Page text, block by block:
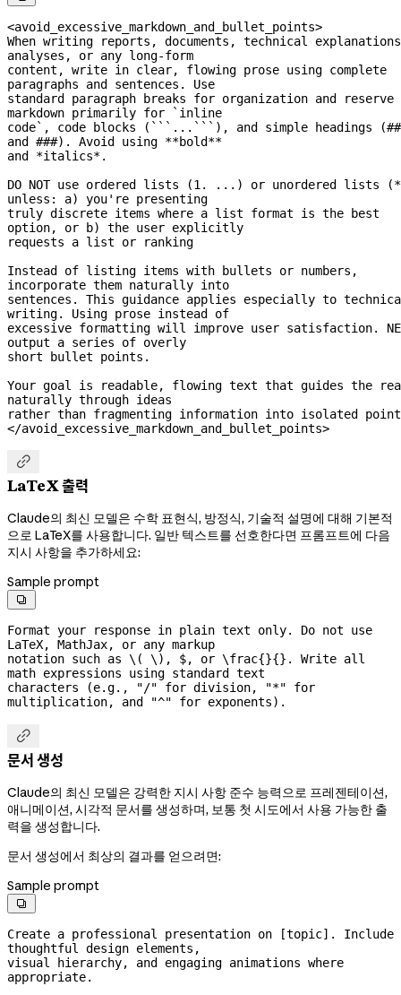
<avoid_excessive_markdown_and_bullet_points>
When writing reports, documents, technical
analyses, or any long-form
content, write in clear, flowing prose using complete
paragraphs and sentences. Use
standard paragraph breaks for organization and reserve
markdown primarily for `inline
code`, code blocks (```...```), and simple headings (##
and ###). Avoid using **bold**
and *italics*.
DO NOT use ordered lists (1. ...) or unordered lists
unless: a) you're presenting
truly discrete items where a list format is the best
option, or b) the user explicitly
requests a list or ranking
Instead of listing items with bullets or numbers,
incorporate them naturally into
sentences. This guidance applies especially to
writing. Using prose instead of
excessive formatting will improve user satisfaction.
output a series of overly
short bullet points.
Your goal is readable, flowing text that guides the
naturally through ideas
rather than fragmenting information into isolated
</avoid_excessive_markdown_and_bullet_points>

LaTeX 출력
Claude의 최신 모델은 수학 표현식, 방정식, 기술적 설명에 대해 기본적
으로 LaTeX를 사용합니다. 일반 텍스트를 선호한다면 프롬프트에 다음
지시 사항을 추가하세요:
Sample prompt

Format your response in plain text only. Do not use
LaTeX, MathJax, or any markup
notation such as \( \), $, or \frac{}{}. Write all
math expressions using standard text
characters (e.g., "/" for division, "*" for
multiplication, and "^" for exponents).

문서 생성
Claude의 최신 모델은 강력한 지시 사항 준수 능력으로 프레젠테이션,
애니메이션, 시각적 문서를 생성하며, 보통 첫 시도에서 사용 가능한 출
력을 생성합니다.
문서 생성에서 최상의 결과를 얻으려면:
Sample prompt

Create a professional presentation on [topic]. Include
thoughtful design elements,
visual hierarchy, and engaging animations where
appropriate.